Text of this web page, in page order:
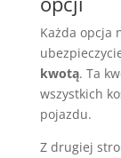
Każda opcja
kwotą. Ta
wszystkich
pojazdu.
Z drugiej